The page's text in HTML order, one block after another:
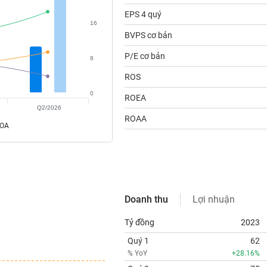
0
8
16
Q2/2026
EPS 4 quý
BVPS cơ bản
P/E cơ bản
ROS
ROEA
ROAA
Doanh thu Lợi nhuận
Tỷ đồng 2023
Quý 1
% YoY
62
+28.16%